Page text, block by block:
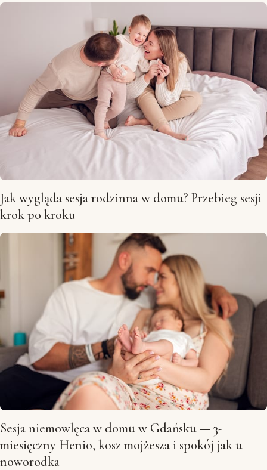
Jak wygląda sesja rodzinna w domu? Przebieg sesji
krok po kroku
Sesja niemowlęca w domu w Gdańsku — 3-
miesięczny Henio, kosz mojżesza i spokój jak u
noworodka